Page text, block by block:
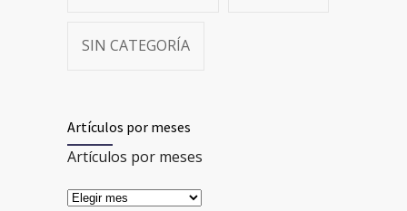
SIN CATEGORÍA
Artículos por meses
Artículos por meses